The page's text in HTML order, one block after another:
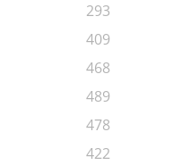
293
409
468
489
478
422